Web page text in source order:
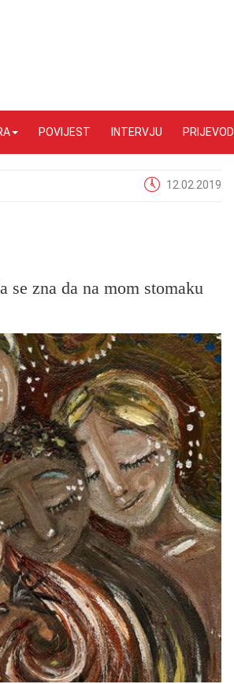
POVIJEST INTERVJU PRIJEVODI
12.02.2019
se zna da na mom stomaku